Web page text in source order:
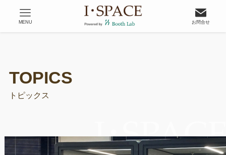
お問合せ
MENU
トピックス